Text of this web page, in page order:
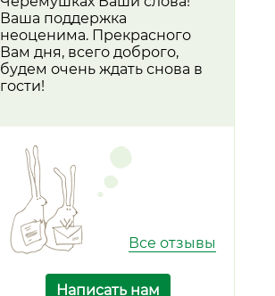
Ваша поддержка
неоценима. Прекрасного
Вам дня, всего доброго,
будем очень ждать снова в
гости!
Все отзывы
Написать нам